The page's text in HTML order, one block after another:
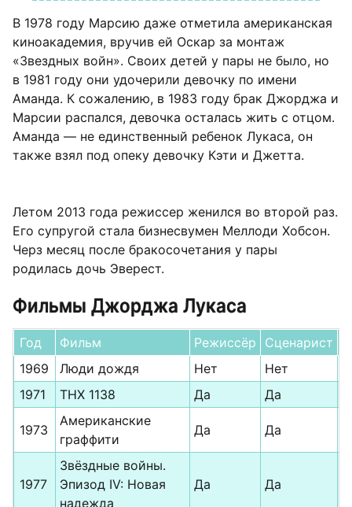
В 1978 году Марсию даже отметила американская
киноакадемия, вручив ей Оскар за монтаж
«Звездных войн». Своих детей у пары не было, но
в 1981 году они удочерили девочку по имени
Аманда. К сожалению, в 1983 году брак Джорджа и
Марсии распался, девочка осталась жить с отцом.
Аманда — не единственный ребенок Лукаса, он
также взял под опеку девочку Кэти и Джетта.
Летом 2013 года режиссер женился во второй раз.
Его супругой стала бизнесвумен Меллоди Хобсон.
Черз месяц после бракосочетания у пары
родилась дочь Эверест.
Фильмы Джорджа Лукаса
Год Фильм Режиссёр Сценарист
1969
Люди дождя Нет Нет
1971
THX 1138 Да Да
1973
Американские
граффити
Да Да
1977
Звёздные войны.
Эпизод IV: Новая
надежда
Да Да